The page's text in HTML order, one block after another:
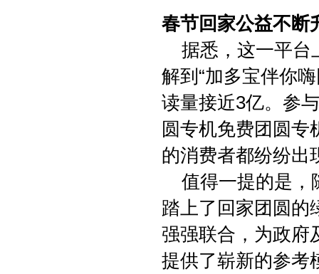
春节回家公益不
据悉，这一平台
解到“加多宝伴你
读量接近3亿。参
圆专机免费团圆专
的消费者都纷纷
值得一提的是，
踏上了回家团圆的
强强联合，为政府
提供了崭新的参考